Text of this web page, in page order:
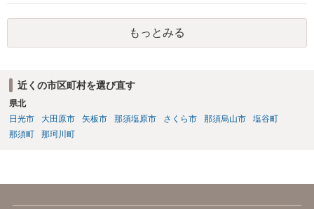
方に再委任の権限を付与しておくという方法もあります。 一度、弁護
士に直接ご相談されることをお勧めいたします。
もっとみる
近くの市区町村を選び直す
県北
日光市
大田原市 矢板市 那須塩原市 さくら市 那須烏山市
塩谷町
那須町
那珂川町